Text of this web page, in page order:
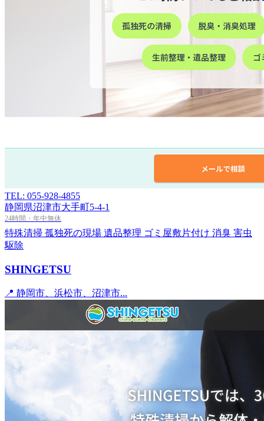
TEL: 055-928-4855
静岡県沼津市大手町5-4-1
24時間・年中無休
特殊清掃 孤独死の現場 遺品整理 ゴミ屋敷片付け 消臭 害虫
駆除
SHINGETSU
📍 静岡市、浜松市、沼津市...